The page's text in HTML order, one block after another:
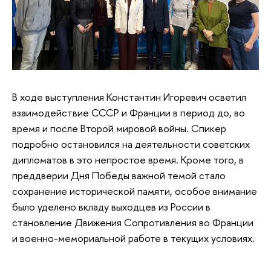
В ходе выступления Константин Игоревич осветил
взаимодействие СССР и Франции в период до, во
время и после Второй мировой войны. Спикер
подробно остановился на деятельности советских
дипломатов в это непростое время. Кроме того, в
преддверии Дня Победы важной темой стало
сохранение исторической памяти, особое внимание
было уделено вкладу выходцев из России в
становление Движения Сопротивления во Франции
и военно-мемориальной работе в текущих условиях.